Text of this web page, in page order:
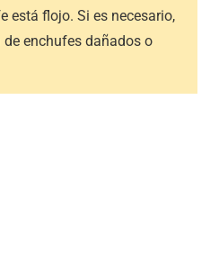
está flojo. Si es necesario,
enchufes dañados o